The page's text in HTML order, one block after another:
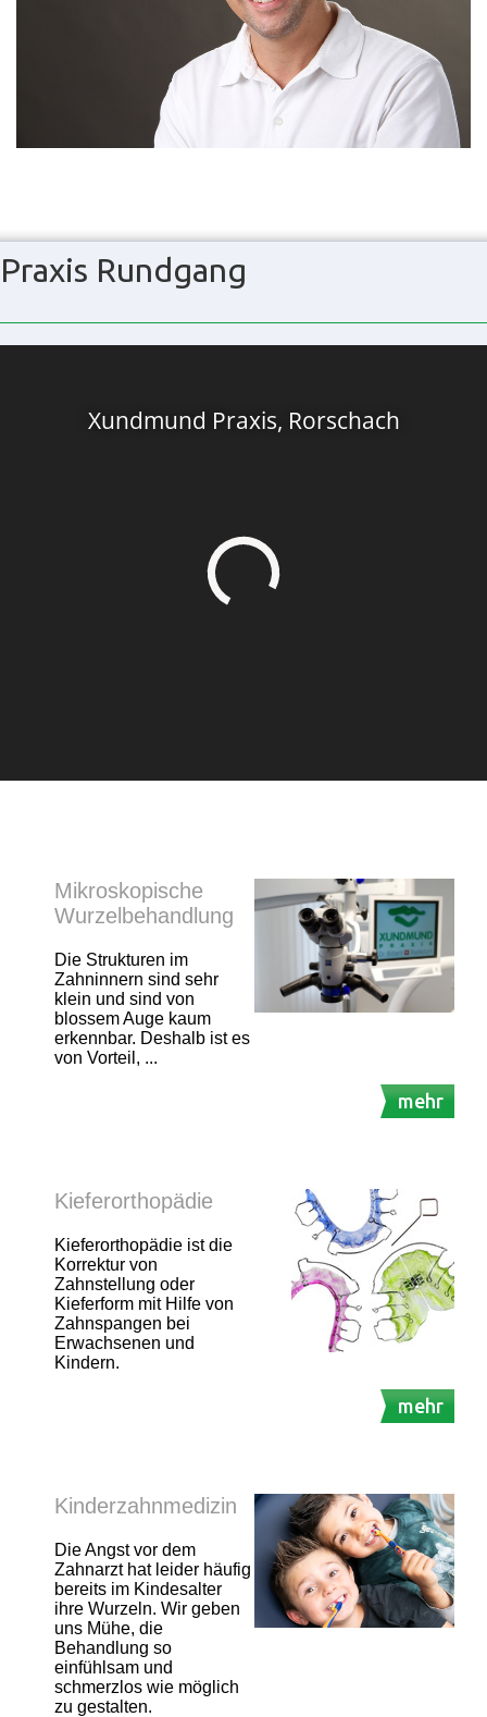
Praxis Rundgang
Mikroskopische
Wurzelbehandlung
Die Strukturen im
Zahninnern sind sehr
klein und sind von
blossem Auge kaum
erkennbar. Deshalb ist es
von Vorteil, ...
mehr
Kieferorthopädie
Kieferorthopädie ist die
Korrektur von
Zahnstellung oder
Kieferform mit Hilfe von
Zahnspangen bei
Erwachsenen und
Kindern.
mehr
Kinderzahnmedizin
Die Angst vor dem
Zahnarzt hat leider häufig
bereits im Kindesalter
ihre Wurzeln. Wir geben
uns Mühe, die
Behandlung so
einfühlsam und
schmerzlos wie möglich
zu gestalten.